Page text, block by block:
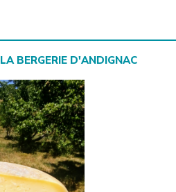
LA BERGERIE D'ANDIGNAC